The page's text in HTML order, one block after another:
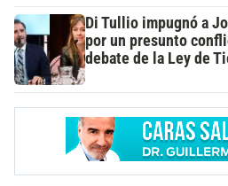
Di Tullio impugnó a
por un presunto
debate de la Ley de